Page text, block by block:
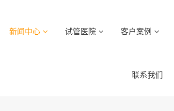
新闻中心 试管医院 客户案例
联系我们